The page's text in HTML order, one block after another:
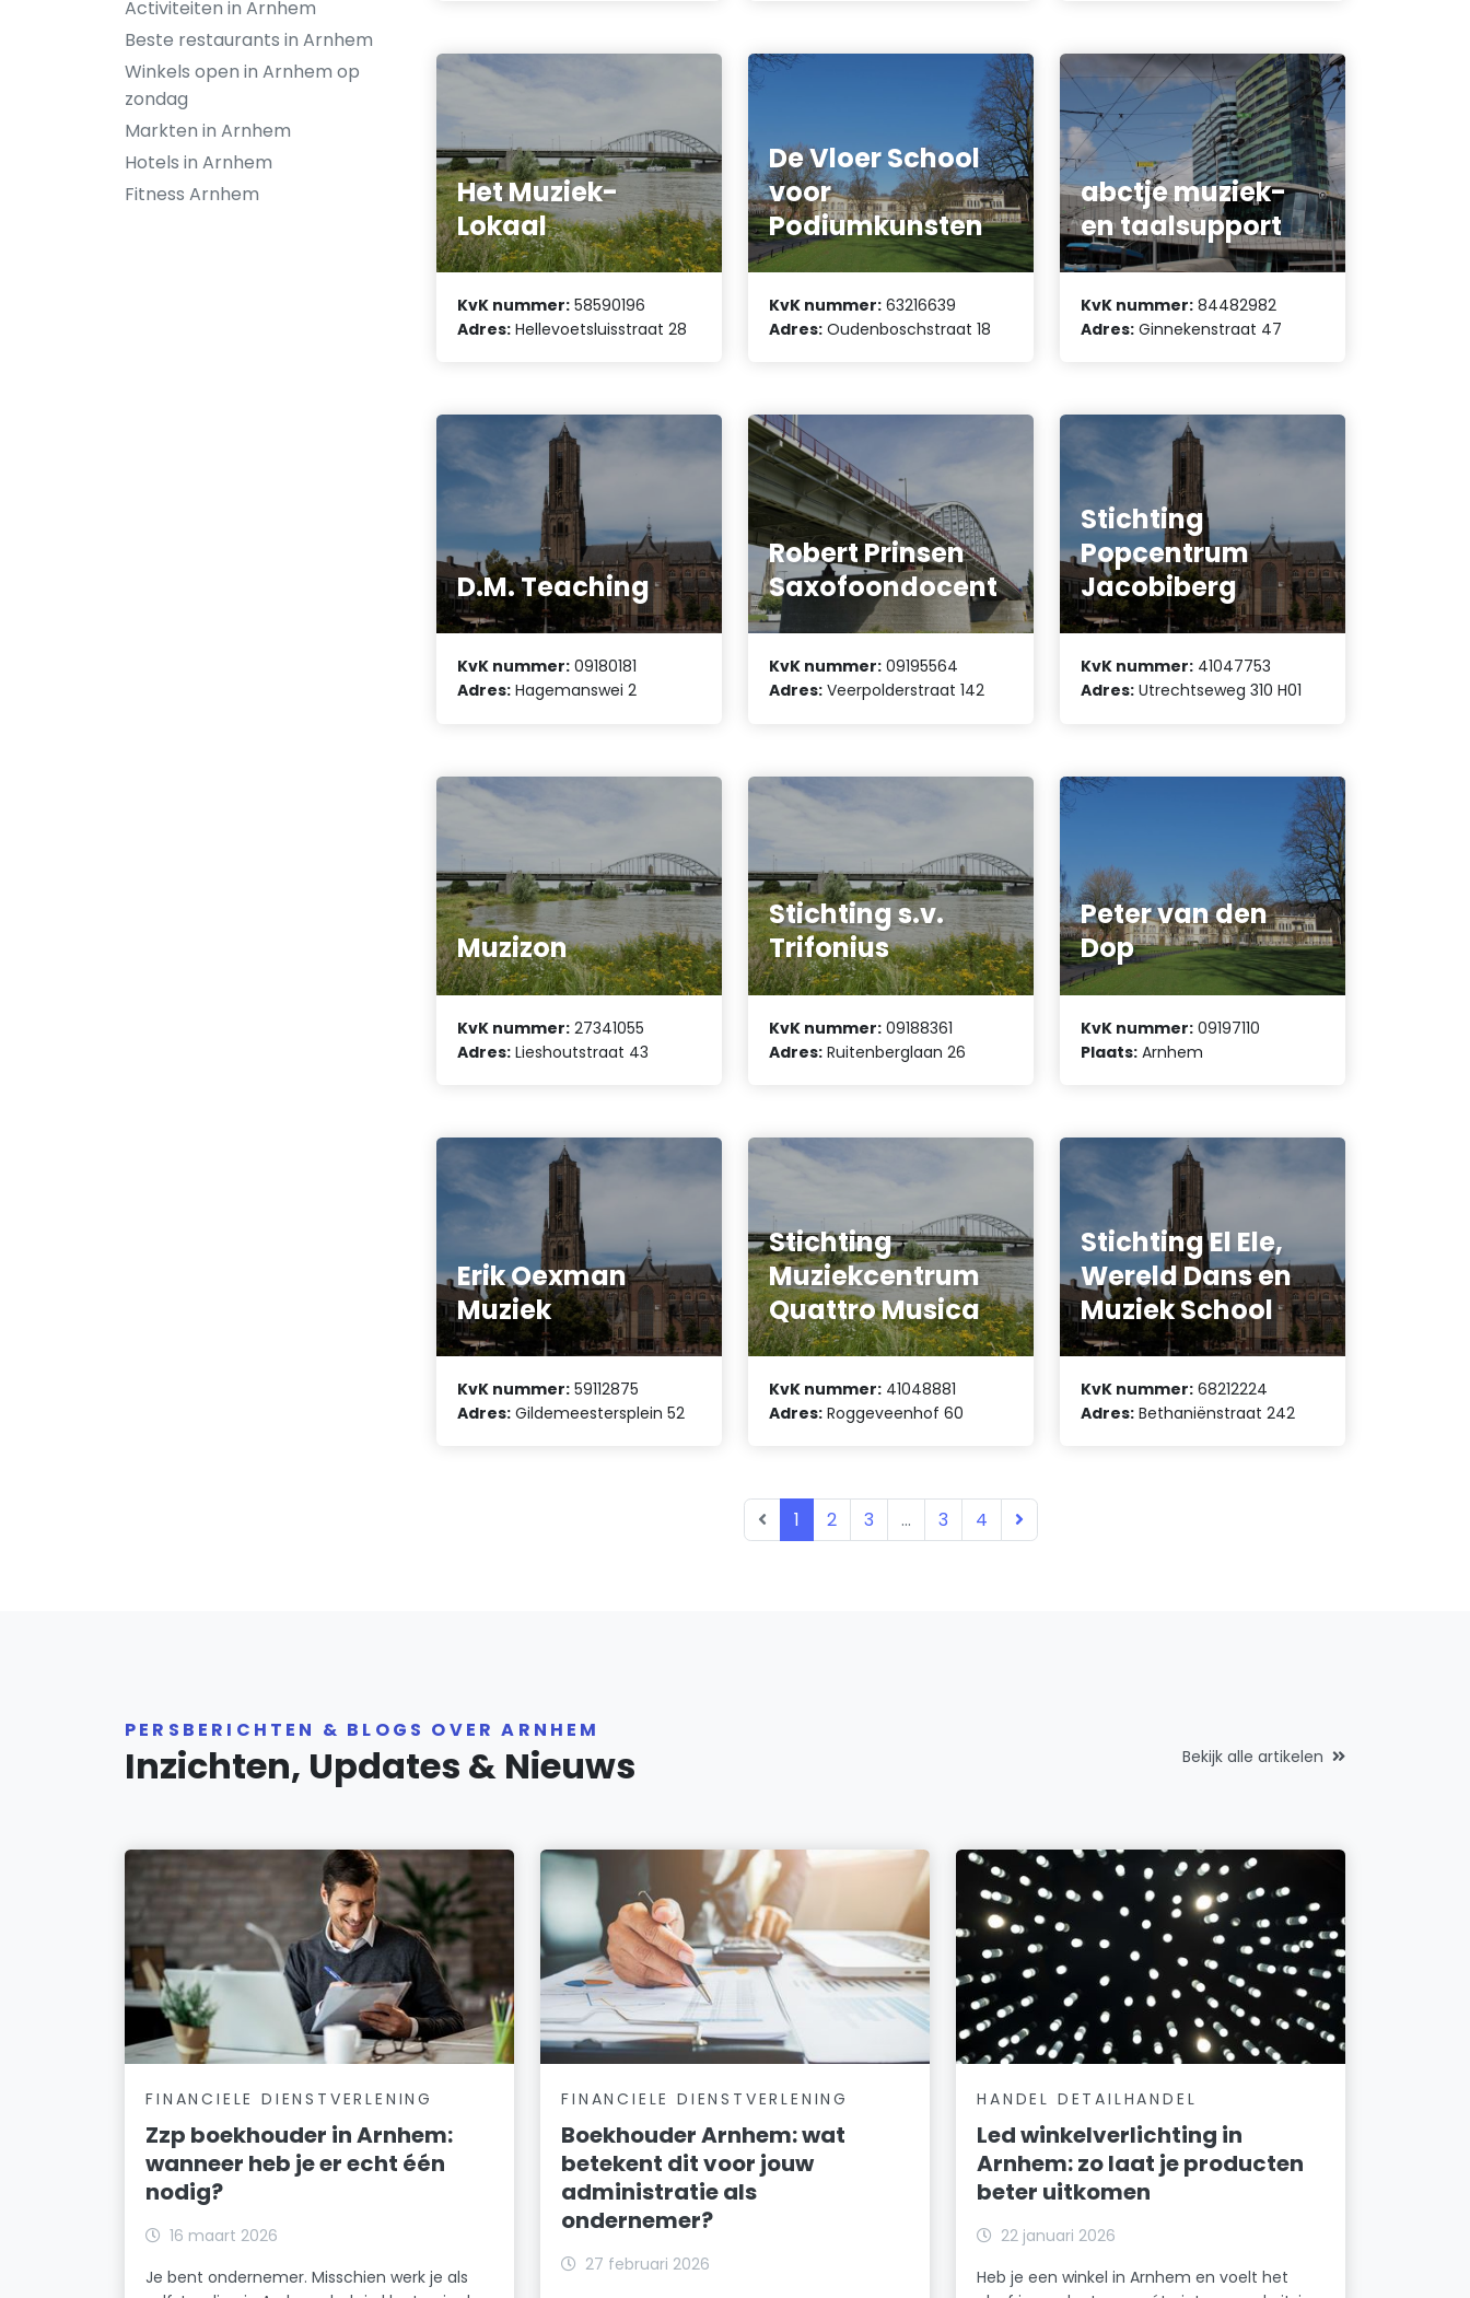
Activiteiten in Arnhem
Beste restaurants in Arnhem
Winkels open in Arnhem op
zondag
Markten in Arnhem
Hotels in Arnhem
Fitness Arnhem
Het Muziek-
Lokaal
KvK nummer: 58590196
Adres: Hellevoetsluisstraat 28
De Vloer School
voor
Podiumkunsten
KvK nummer: 63216639
Adres: Oudenboschstraat 18
abctje muziek-
en taalsupport
KvK nummer: 84482982
Adres: Ginnekenstraat 47
D.M. Teaching
KvK nummer: 09180181
Adres: Hagemanswei 2
Robert Prinsen
Saxofoondocent
KvK nummer: 09195564
Adres: Veerpolderstraat 142
Stichting
Popcentrum
Jacobiberg
KvK nummer: 41047753
Adres: Utrechtseweg 310 H01
Muzizon
KvK nummer: 27341055
Adres: Lieshoutstraat 43
Stichting s.v.
Trifonius
KvK nummer: 09188361
Adres: Ruitenberglaan 26
Peter van den
Dop
KvK nummer: 09197110
Plaats: Arnhem
Erik Oexman
Muziek
KvK nummer: 59112875
Adres: Gildemeestersplein 52
Stichting
Muziekcentrum
Quattro Musica
KvK nummer: 41048881
Adres: Roggeveenhof 60
Stichting El Ele,
Wereld Dans en
Muziek School
KvK nummer: 68212224
Adres: Bethaniënstraat 242
1 2 3 ... 3 4
PERSBERICHTEN & BLOGS OVER ARNHEM
Inzichten, Updates & Nieuws Bekijk alle artikelen
FINANCIELE DIENSTVERLENING
Zzp boekhouder in Arnhem:
wanneer heb je er echt één
nodig?
16 maart 2026
Je bent ondernemer. Misschien werk je als
FINANCIELE DIENSTVERLENING
Boekhouder Arnhem: wat
betekent dit voor jouw
administratie als
ondernemer?
27 februari 2026
HANDEL DETAILHANDEL
Led winkelverlichting in
Arnhem: zo laat je producten
beter uitkomen
22 januari 2026
Heb je een winkel in Arnhem en voelt het